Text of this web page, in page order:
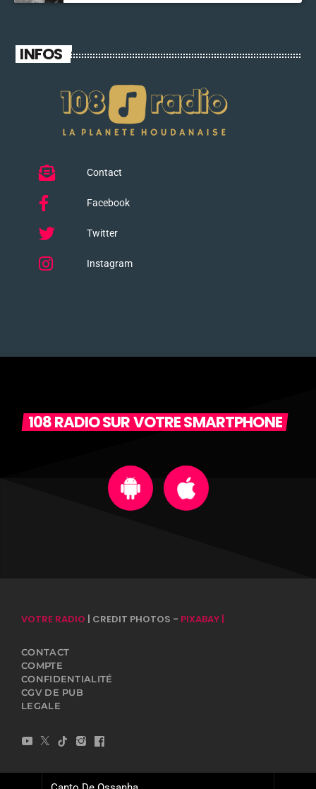
INFOS
Contact
Facebook
Twitter
Instagram
108 RADIO SUR VOTRE SMARTPHONE
VOTRE RADIO | CREDIT PHOTOS - PIXABAY |
CONTACT
COMPTE
CONFIDENTIALITÉ
CGV DE PUB
LEGALE